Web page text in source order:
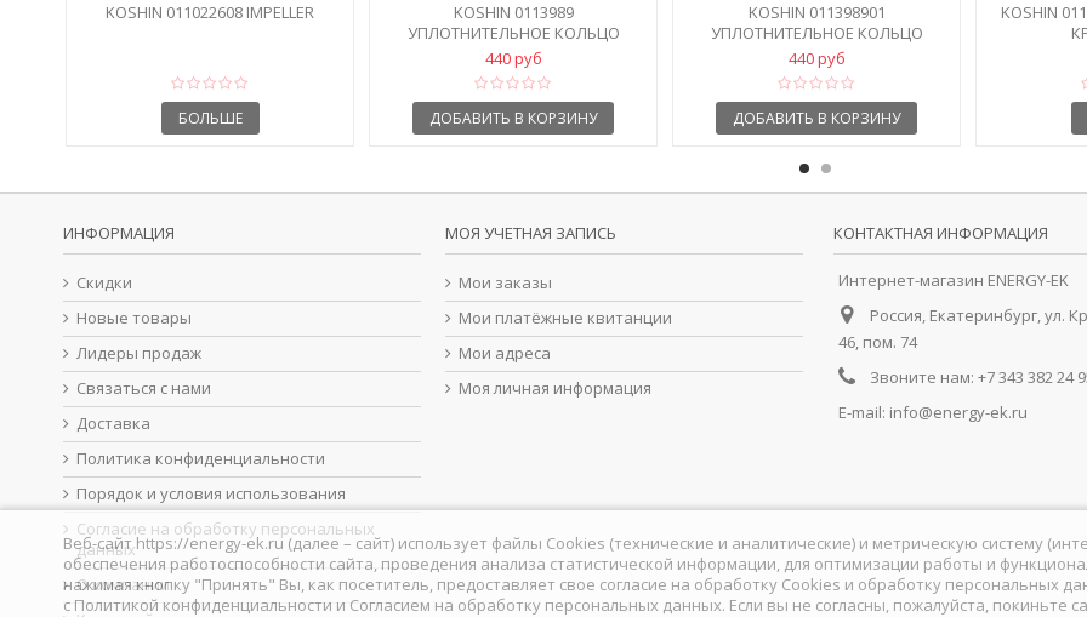
KOSHIN 011022608 IMPELLER
БОЛЬШЕ
KOSHIN 0113989
УПЛОТНИТЕЛЬНОЕ КОЛЬЦО
УЛИТКИ P74
440 руб
ДОБАВИТЬ В КОРЗИНУ
KOSHIN 011398901
УПЛОТНИТЕЛЬНОЕ КОЛЬЦО
УЛИТКИ P74
440 руб
ДОБАВИТЬ В КОРЗИНУ
KOSHIN
ИНФОРМАЦИЯ
Скидки
Новые товары
Лидеры продаж
Связаться с нами
Доставка
Политика конфиденциальности
Порядок и условия использования
Согласие на обработку персональных
данных
О компании
МОЯ УЧЕТНАЯ ЗАПИСЬ
Мои заказы
Мои платёжные квитанции
Мои адреса
Моя личная информация
КОНТАКТНАЯ ИНФОРМАЦИЯ
Интернет-магазин ENERGY-EK
Россия, Екатеринбург, ул.
46, пом. 74
Звоните нам: +7 343 382 24
E-mail: info@energy-ek.ru
Веб-сайт https://energy-ek.ru (далее – сайт) использует файлы Cookies (технические и аналитические) и метрическую систему
обеспечения работоспособности сайта, проведения анализа статистической информации, для оптимизации работы и
нажимая кнопку "Принять" Вы, как посетитель, предоставляет свое согласие на обработку Сookies и обработку персональных
сПолитикой конфиденциальности и Согласием на обработку персональных данных. Если вы не согласны, пожалуйста, покиньте